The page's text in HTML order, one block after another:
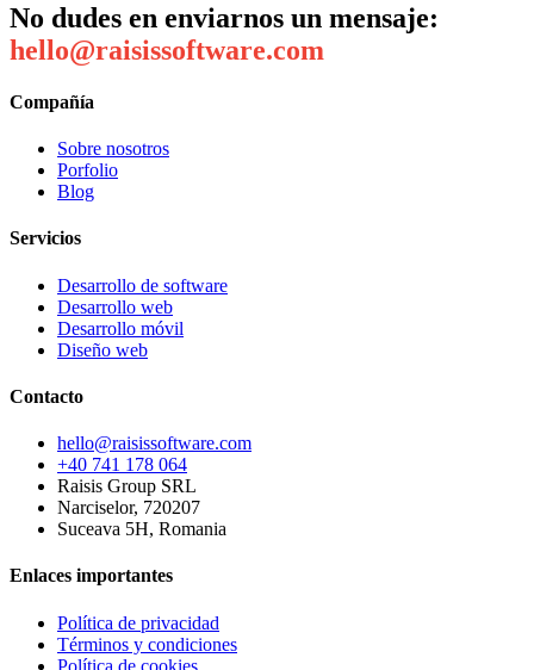
No dudes en enviarnos un mensaje:
hello@raisissoftware.com
Compañía
Sobre nosotros
Porfolio
Blog
Servicios
Desarrollo de software
Desarrollo web
Desarrollo móvil
Diseño web
Contacto
hello@raisissoftware.com
+40 741 178 064
Raisis Group SRL
Narciselor, 720207
Suceava 5H, Romania
Enlaces importantes
Política de privacidad
Términos y condiciones
Política de cookies